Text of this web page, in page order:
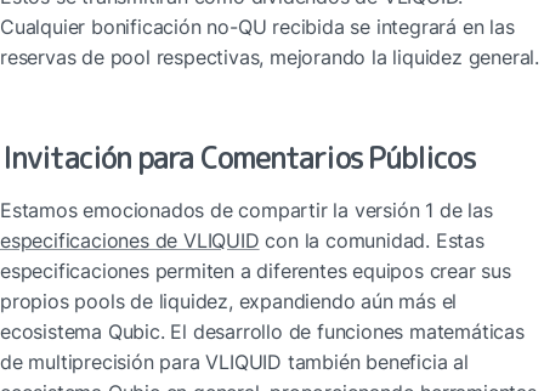
Cualquier bonificación no-QU recibida se integrará en las
reservas de pool respectivas, mejorando la liquidez general.
Invitación para Comentarios Públicos
Estamos emocionados de compartir la versión 1 de las
especificaciones de VLIQUID con la comunidad. Estas
especificaciones permiten a diferentes equipos crear sus
propios pools de liquidez, expandiendo aún más el
ecosistema Qubic. El desarrollo de funciones matemáticas
de multiprecisión para VLIQUID también beneficia al